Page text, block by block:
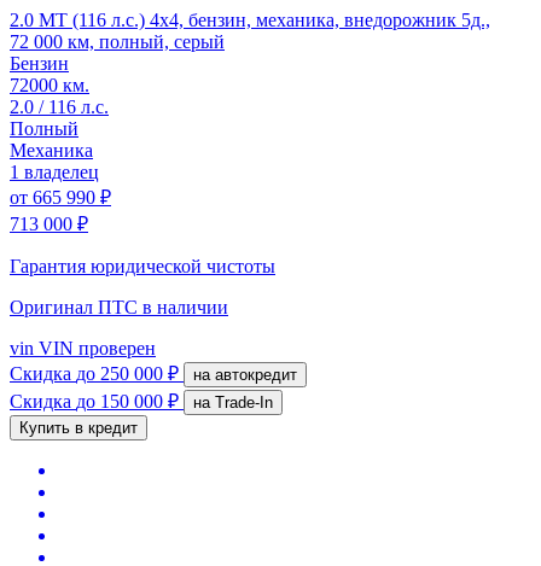
2.0 MT (116 л.с.) 4x4, бензин, механика, внедорожник 5д.,
72 000 км, полный, серый
Бензин
72000 км.
2.0 / 116 л.с.
Полный
Механика
1 владелец
от 665 990 ₽
713 000 ₽
Гарантия юридической чистоты
Оригинал ПТС в наличии
vin VIN проверен
Скидка до 250 000 ₽ на автокредит
Скидка до 150 000 ₽
на Trade-In
Купить в кредит